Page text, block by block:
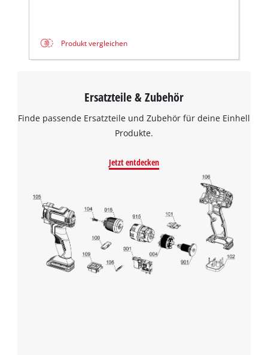
Produkt vergleichen
Ersatzteile & Zubehör
Finde passende Ersatzteile und Zubehör für deine Einhell
Produkte.
Jetzt entdecken